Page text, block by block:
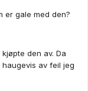
er gale med den?
den av. Da
av feil jeg